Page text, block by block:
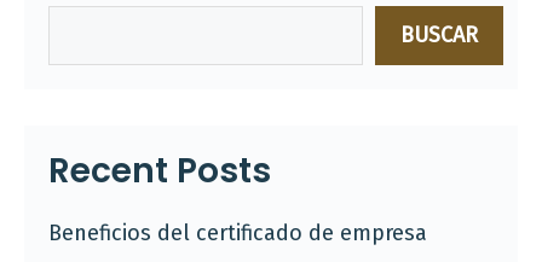
BUSCAR
Recent Posts
Beneficios del certificado de empresa